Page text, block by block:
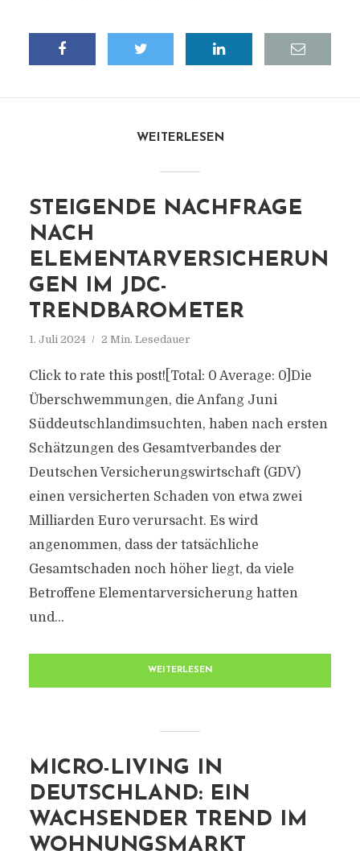
WEITERLESEN
STEIGENDE NACHFRAGE
NACH
ELEMENTARVERSICHERUN
GEN IM JDC-
TRENDBAROMETER
1. Juli 2024 2 Min. Lesedauer
Click to rate this post![Total: 0 Average: 0]Die
Überschwemmungen, die Anfang Juni
Süddeutschlandimsuchten, haben nach ersten
Schätzungen des Gesamtverbandes der
Deutschen Versicherungswirtschaft (GDV)
einen versicherten Schaden von etwa zwei
Milliarden Euro verursacht. Es wird
angenommen, dass der tatsächliche
Gesamtschaden noch höher liegt, da viele
Betroffene Elementarversicherung hatten
und...
WEITERLESEN
MICRO-LIVING IN
DEUTSCHLAND: EIN
WACHSENDER TREND IM
WOHNUNGSMARKT